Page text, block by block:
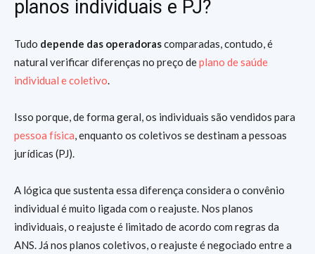
planos individuais e PJ?
Tudo depende das operadorascomparadas, contudo, é
natural verificar diferenças no preço deplano de saúde
individual e coletivo.
Isso porque, de forma geral, os individuais são vendidos para
pessoa física, enquanto os coletivos se destinam a pessoas
jurídicas (PJ).
A lógica que sustenta essa diferença considera o convênio
individual é muito ligada com o reajuste. Nos planos
individuais, o reajuste é limitado de acordo com regras da
ANS. Já nos planos coletivos, o reajuste é negociado entre a